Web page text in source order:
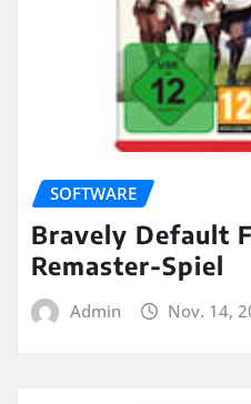
SOFTWARE
Bravely Default
Remaster-Spiel
Admin Nov. 14,